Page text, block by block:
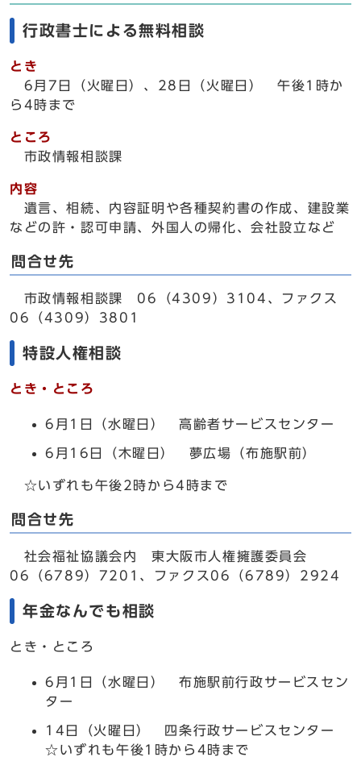
行政書士による無料相談
とき
6月7日（火曜日）、28日（火曜日） 午後1時か
ら4時まで
ところ
市政情報相談課
内容
遺言、相続、内容証明や各種契約書の作成、建設業
などの許・認可申請、外国人の帰化、会社設立など
問合せ先
市政情報相談課 06（4309）3104、ファクス
06（4309）3801
特設人権相談
とき・ところ
6月1日（水曜日） 高齢者サービスセンター
6月16日（木曜日） 夢広場（布施駅前）
☆いずれも午後2時から4時まで
問合せ先
社会福祉協議会内 東大阪市人権擁護委員会
06（6789）7201、ファクス06（6789）2924
年金なんでも相談
とき・ところ
6月1日（水曜日） 布施駅前行政サービスセン
ター
14日（火曜日） 四条行政サービスセンター
☆いずれも午後1時から4時まで